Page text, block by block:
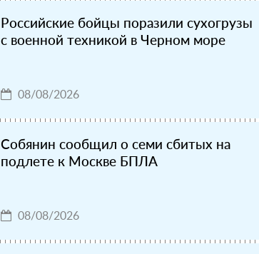
Российские бойцы поразили сухогрузы
с военной техникой в Черном море
08/08/2026
Собянин сообщил о семи сбитых на
подлете к Москве БПЛА
08/08/2026